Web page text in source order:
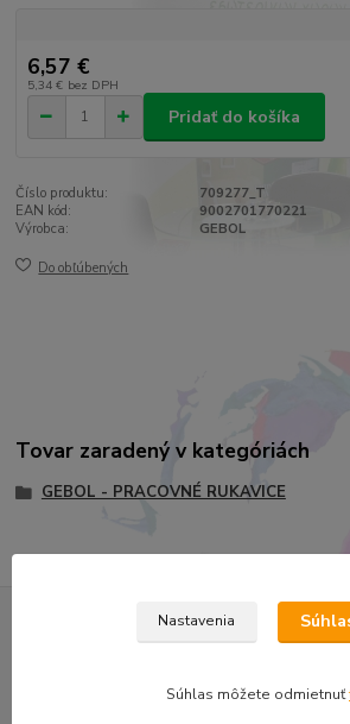
6,57 €
5,34 € bez DPH
Pridať do košíka
Číslo produktu:
709277_T
EAN kód:
9002701770221
Výrobca:
GEBOL
Do obľúbených
Tovar zaradený v kategóriách
GEBOL - PRACOVNÉ RUKAVICE
Nepremeškajte
zľavy!
Nastavenia
Súhlas môžete odmietnuť